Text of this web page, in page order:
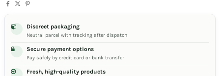
Discreet packaging
Neutral parcel with tracking after dispatch
Secure payment options
Pay safely by credit card or bank transfer
Fresh, high-quality products